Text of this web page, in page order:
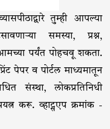
तुम्ही आपल्या
समस्या, प्रश्न,
आमच्या पर्यंत पोहचवू शकता.
पेपर व पोर्टल माध्यमातून
संस्था, लोकप्रतिनिधी
करू. व्हाट्सएप क्रमांक -